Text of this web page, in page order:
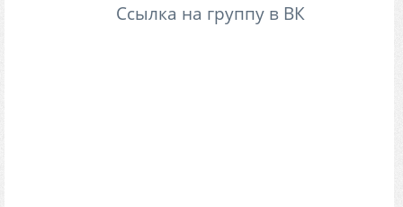
Ссылка на группу в ВК